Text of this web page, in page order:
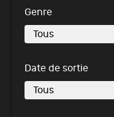
Genre
Date de sortie